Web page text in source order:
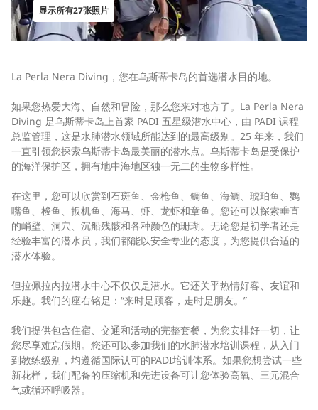
显示所有27张照片
La Perla Nera Diving，您在乌斯蒂卡岛的首选潜水目的地。
如果您热爱大海、自然和冒险，那么您来对地方了。La Perla Nera
Diving 是乌斯蒂卡岛上首家 PADI 五星级潜水中心，由 PADI 课程
总监管理，这是水肺潜水领域所能达到的最高级别。25 年来，我们
一直引领您探索乌斯蒂卡岛最美丽的潜水点。乌斯蒂卡岛是受保护
的海洋保护区，拥有地中海地区独一无二的生物多样性。
在这里，您可以欣赏到石斑鱼、金枪鱼、鲷鱼、海鲷、琥珀鱼、鹦
嘴鱼、梭鱼、扳机鱼、海马、虾、龙虾和章鱼。您还可以探索垂直
的峭壁、洞穴、沉船残骸和各种颜色的珊瑚。无论您是初学者还是
经验丰富的潜水员，我们都能以安全专业的态度，为您提供合适的
潜水体验。
但拉佩拉内拉潜水中心不仅仅是潜水。它还关乎热情好客、友谊和
乐趣。我们的座右铭是：“来时是顾客，走时是朋友。”
我们提供包含住宿、交通和活动的完整套餐，为您安排好一切，让
您尽享难忘假期。您还可以参加我们的水肺潜水培训课程，从入门
到教练级别，均遵循国际认可的PADI培训体系。如果您想尝试一些
新花样，我们配备的压缩机和先进设备可让您体验高氧、三元混合
气或循环呼吸器。